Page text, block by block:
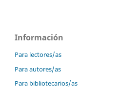
Información
Para lectores/as
Para autores/as
Para bibliotecarios/as